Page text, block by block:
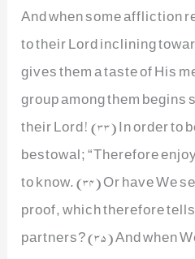
And when some affliction
to their Lord inclining
gives them a taste of His
group among them
their Lord! (33) In order to
bestowal; “Therefore
to know. (34) Or have We
proof, which therefore
partners? (35) And when